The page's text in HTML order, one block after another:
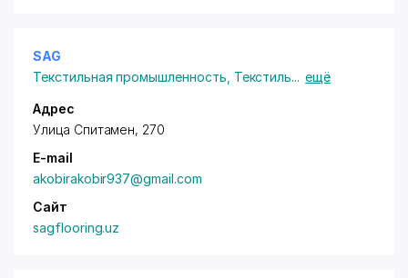
SAG
Текстильная промышленность Текстиль... ещё
Адрес
Улица Спитамен, 270
E-mail
akobirakobir937@gmail.com
Сайт
sagflooring.uz